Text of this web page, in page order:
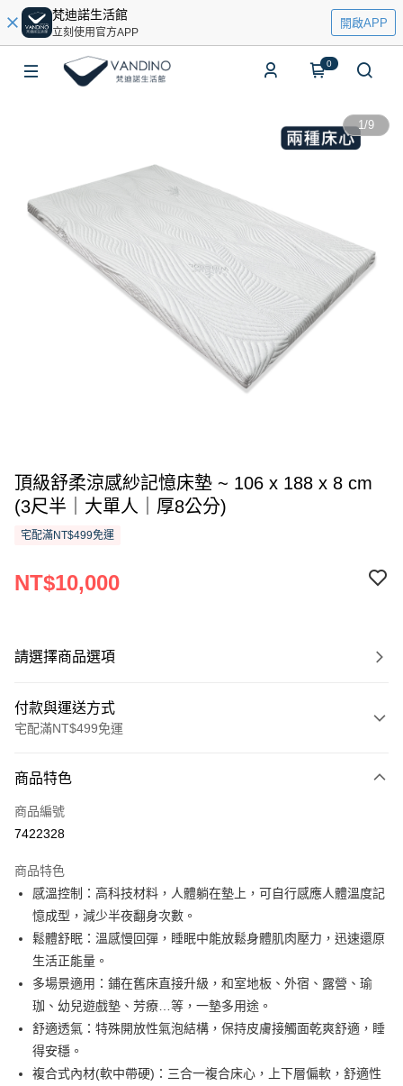
梵迪諾生活館
立刻使用官方APP
開啟APP
0
1/9
頂級舒柔涼感紗記憶床墊 ~ 106 x 188 x 8 cm
(3尺半｜大單人｜厚8公分)
宅配滿NT$499免運
NT$10,000
請選擇商品選項
付款與運送方式
宅配滿NT$499免運
信用卡一次付款
信用卡分期付款
合作金庫商業銀行
華南商業銀行
彰化商業銀行
上海商業儲蓄銀行
國泰世華商業銀行
兆豐國際商業銀行
臺灣中小企業銀行
匯豐（台灣）商業銀行
華泰商業銀行
聯邦商業銀行
遠東國際商業銀行
元大商業銀行
永豐商業銀行
玉山商業銀行
星展（台灣）商業銀行
台新國際商業銀行
台灣樂天信用卡公司
6 期 0 利率 每期
華南商業銀行
上海商業儲蓄銀行
台北富邦商業銀行
國泰世華商業銀行
臺灣中小企業銀行
台中商業銀行
匯豐（台灣）商業銀行
華泰商業銀行
聯邦商業銀行
遠東國際商業銀行
元大商業銀行
永豐商業銀行
玉山商業銀行
台新國際商業銀行
中國信託商業銀行
LINE Pay
Apple Pay
街口支付
悠遊付
Google Pay
全盈+PAY
商品特色
商品編號
7422328
商品特色
感溫控制：高科技材料，人體躺在墊上，可自行感應人體溫度記
憶成型，減少半夜翻身次數。
鬆體舒眠：溫感慢回彈，睡眠中能放鬆身體肌肉壓力，迅速還原
生活正能量。
多場景適用：鋪在舊床直接升級，和室地板、外宿、露營、瑜
珈、幼兒遊戲墊、芳療…等，一墊多用途。
舒適透氣：特殊開放性氣泡結構，保持皮膚接觸面乾爽舒適，睡
得安穩。
複合式內材(軟中帶硬)：三合一複合床心，上下層偏軟，舒適性